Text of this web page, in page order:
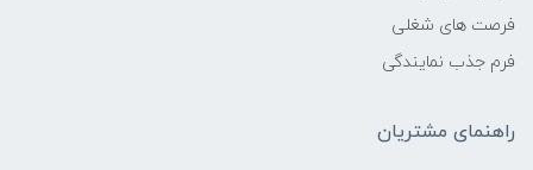
فرصت های شغلی
فرم جذب نمایندگی
راهنمای مشتریان